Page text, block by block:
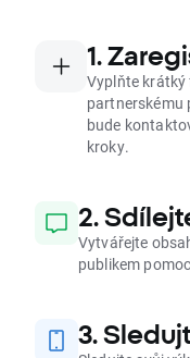
1.
Vyplňte krátký
partnerskému
bude
kroky.
2.
Vytvářejte
publikem
3.